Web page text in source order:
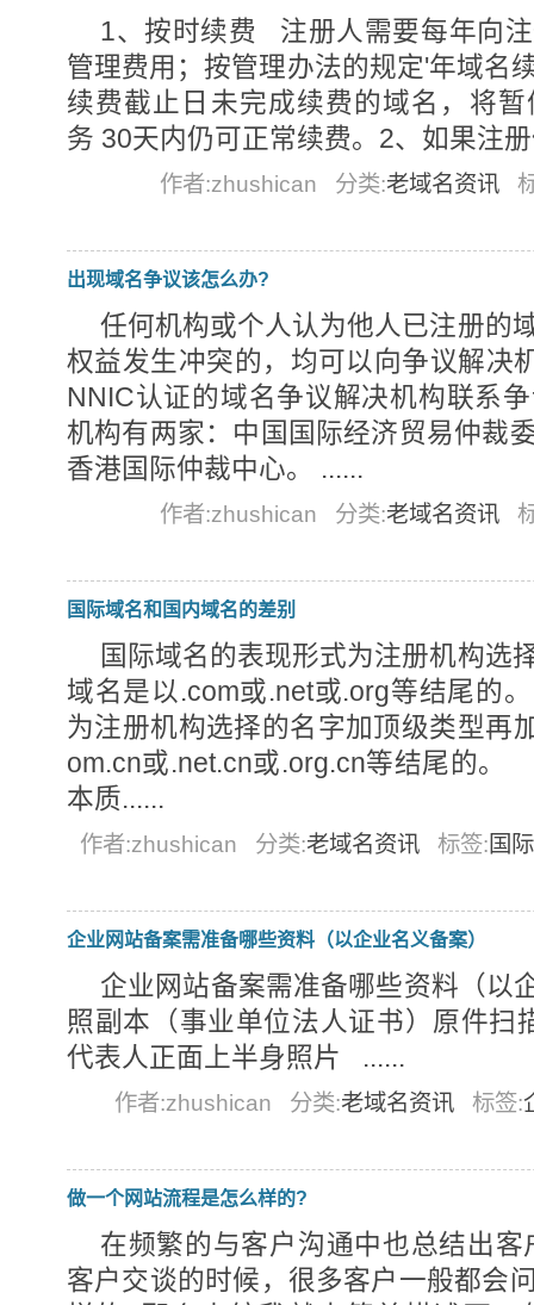
1、按时续费 注册人需要每年向
管理费用；按管理办法的规定'年域名
续费截止日未完成续费的域名，将
务 30天内仍可正常续费。2、如果注
作者:zhushican 分类:老域名资讯
出现域名争议该怎么办?
任何机构或个人认为他人已注册的
权益发生冲突的，均可以向争议解决
NNIC认证的域名争议解决机构联系
机构有两家：中国国际经济贸易仲裁
香港国际仲裁中心。 ......
作者:zhushican 分类:老域名资讯
国际域名和国内域名的差别
国际域名的表现形式为注册机构选
域名是以.com或.net或.org等结尾
为注册机构选择的名字加顶级类型再
om.cn或.net.cn或.org.cn等结尾的
本质......
作者:zhushican 分类:老域名资讯 标签:国
企业网站备案需准备哪些资料（以企业名义备案）
企业网站备案需准备哪些资料（
照副本（事业单位法人证书）原件
代表人正面上半身照片 ......
作者:zhushican 分类:老域名资讯 标签:
做一个网站流程是怎么样的?
在频繁的与客户沟通中也总结出
客户交谈的时候，很多客户一般都会